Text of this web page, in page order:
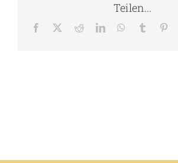
Kontakt
Teilen...
Facebook RedditLinkedInWhatsApp
Tumblr